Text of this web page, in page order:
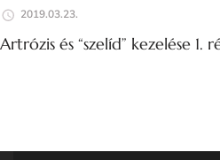
2019.03.23.
Artrózis és “szelíd” kezelése 1.